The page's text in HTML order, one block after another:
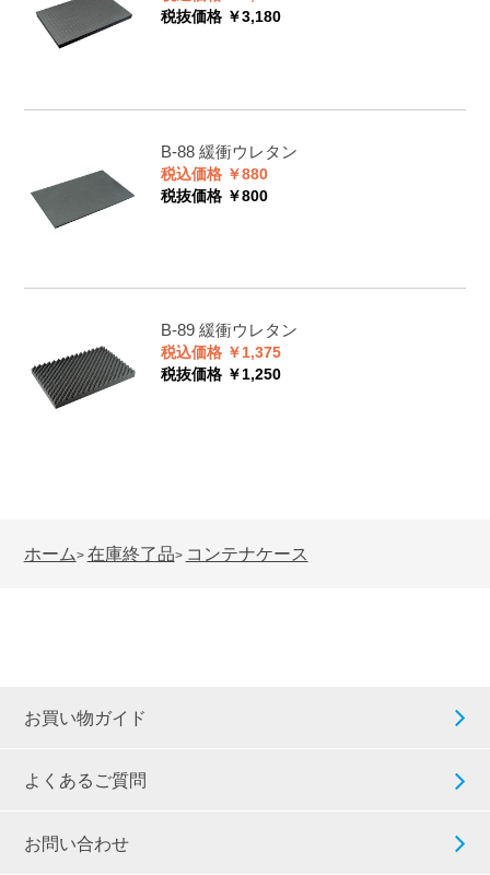
税抜価格 ￥3,180
B-88 緩衝ウレタン
税込価格 ￥880
税抜価格 ￥800
B-89 緩衝ウレタン
税込価格 ￥1,375
税抜価格 ￥1,250
ホーム> 在庫終了品> コンテナケース
お買い物ガイド
よくあるご質問
お問い合わせ